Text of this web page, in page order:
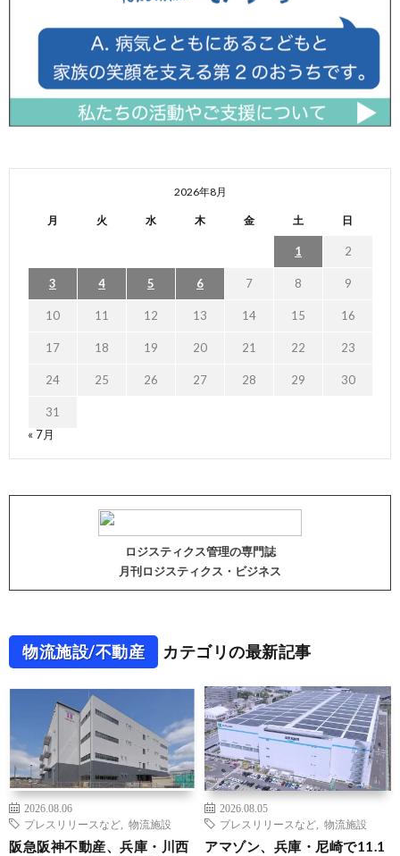
2026年8月
月 火 水 木 金 土 日
1 2
3 4 5 6 7 8 9
10 11 12 13 14 15 16
17 18 19 20 21 22 23
24 25 26 27 28 29 30
31
« 7月
ロジスティクス管理の専門誌
月刊ロジスティクス・ビジネス
物流施設/不動産 カテゴリの最新記事
2026.08.06
プレスリリースなど
物流施設
阪急阪神不動産、兵庫・川西
2026.08.05
プレスリリースなど
物流施設
アマゾン、兵庫・尼崎で11.1